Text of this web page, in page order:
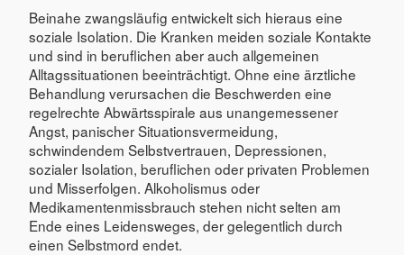
Beinahe zwangsläufig entwickelt sich hieraus eine
soziale Isolation. Die Kranken meiden soziale Kontakte
und sind in beruflichen aber auch allgemeinen
Alltagssituationen beeinträchtigt. Ohne eine ärztliche
Behandlung verursachen die Beschwerden eine
regelrechte Abwärtsspirale aus unangemessener
Angst, panischer Situationsvermeidung,
schwindendem Selbstvertrauen, Depressionen,
sozialer Isolation, beruflichen oder privaten Problemen
und Misserfolgen. Alkoholismus oder
Medikamentenmissbrauch stehen nicht selten am
Ende eines Leidensweges, der gelegentlich durch
einen Selbstmord endet.